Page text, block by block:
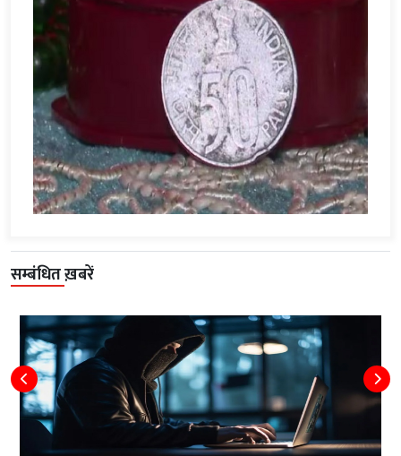
सम्बंधित ख़बरें